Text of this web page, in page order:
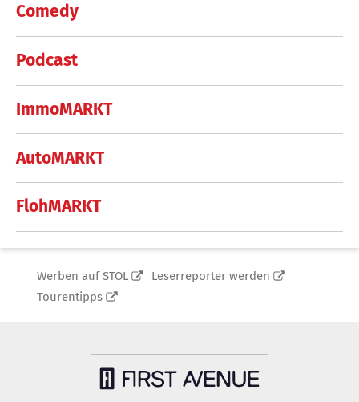
Comedy
Podcast
ImmoMARKT
AutoMARKT
FlohMARKT
Werben auf STOL
Leserreporter werden
Tourentipps